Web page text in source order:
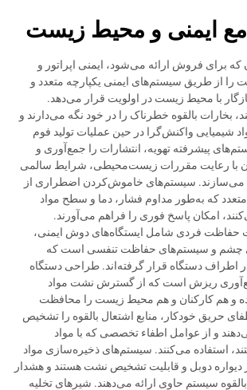
ایمنی و محیط زیست
که برای فروش ارائه می‌شود، ایمنی اپراتور و
از طریق سیستم‌های ایمنی یکپارچه متعدد و
با محیط زیست در اولویت قرار می‌دهد.
بخارات بالقوه خطرناک را در خود نگه می‌دارند و
شیمیایی واکنش‌گرا در حین عملیات تولید فوم
پیشرفته تهویه، انتشارات را جمع‌آوری و
با رعایت مقررات زیست‌محیطی، شرایط سالمی
می‌سازند. سیستم‌های خاموش‌کردن اضطراری از
که به‌طور مداوم فشار، دما و سطح مواد
امکان پاسخ فوری را فراهم می‌آورند.
حفاظت فردی شامل ایستگاه‌های دوش ایمنی،
و سیستم‌های حفاظت تنفسی است که
اطراف دستگاه قرار گرفته‌اند. طراحی دستگاه
ریزش است که از گسترش نشت مواد
و هم کارکنان و هم محیط زیست را محافظت
حریق خودکار، منابع اشتعال بالقوه را تشخیص
و از عوامل اطفاء تخصصی که با مواد
استفاده می‌کنند. سیستم‌های ذخیره‌سازی مواد
دیواره دوبل و قابلیت تشخیص نشت هستند و هشدار
بالقوه سیستم حاوی ارائه می‌دهند. شیرهای تخلیه